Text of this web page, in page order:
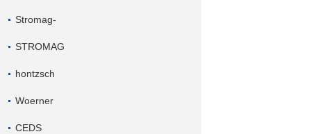
Stromag-
STROMAG
hontzsch
Woerner
CEDS